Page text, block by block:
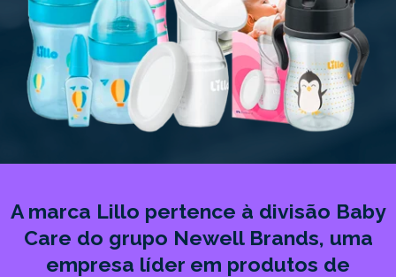
A marca Lillo pertence à divisão Baby
Care do grupo Newell Brands, uma
empresa líder em produtos de